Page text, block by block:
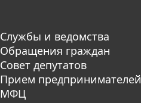
Службы и ведомства
Обращения граждан
Совет депутатов
Прием предпринимателей
МФЦ